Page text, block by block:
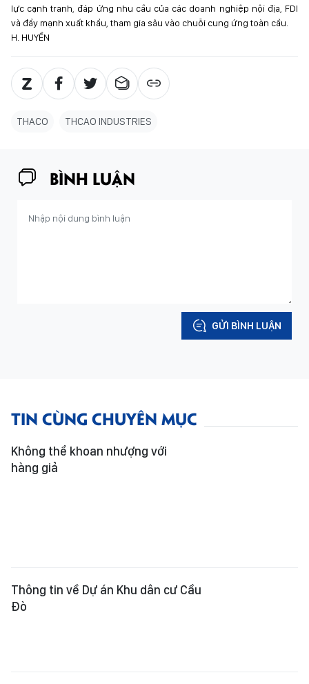
lực cạnh tranh, đáp ứng nhu cầu của các doanh nghiệp nội địa, FDI
và đẩy mạnh xuất khẩu, tham gia sâu vào chuỗi cung ứng toàn cầu.
H. HUYỀN
THACO THCAO INDUSTRIES
BÌNH LUẬN
GỬI BÌNH LUẬN
TIN CÙNG CHUYÊN MỤC
Không thể khoan nhượng với
hàng giả
Thông tin về Dự án Khu dân cư Cầu
Đò